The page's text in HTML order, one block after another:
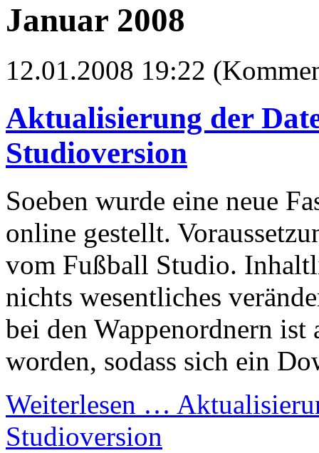
Januar 2008
12.01.2008 19:22
Aktualisierung der
Studioversion
Soeben wurde eine neue
online gestellt.
vom Fußball Studio.
nichts wesentliches
bei den Wappenordnern
worden, sodass sich ein
Weiterlesen …
Studioversion